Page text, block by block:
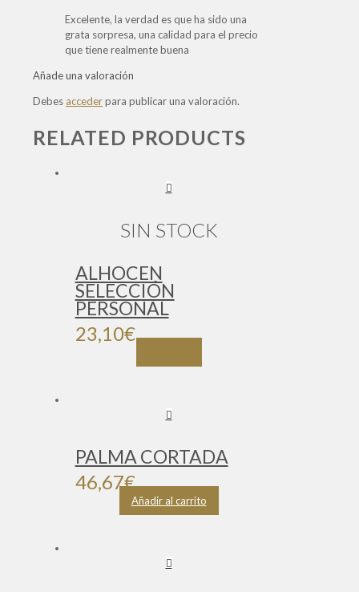
Excelente, la verdad es que ha sido una
grata sorpresa, una calidad para el precio
que tiene realmente buena
Añade una valoración
Debes accederpara publicar una valoración.
RELATED PRODUCTS
SIN STOCK
ALHOCEN
SELECCIÓN
PERSONAL
23,10€
PALMA CORTADA
46,67€
Añadir al carrito